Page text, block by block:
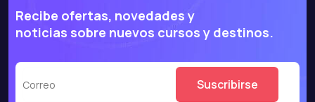
Recibe ofertas, novedades y
noticias sobre nuevos cursos y destinos.